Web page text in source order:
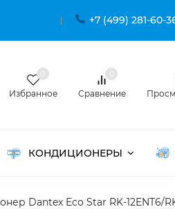
+7 (499) 281-60-
Избранное Сравнение
КОНДИЦИОНЕРЫ
Dantex Eco Star RK-12ENT6/